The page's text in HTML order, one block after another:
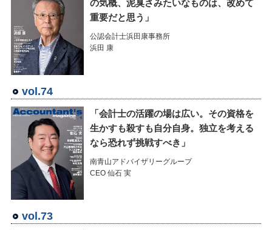
の気概、泥臭さみたいなものは、改めて
重要だと思う」
公認会計士浜田康事務所
浜田 康
vol.74
「会計士の活躍の場は広い。その資格を
生かすも殺すも自分自身。独立を考える
なら恐れず挑戦すべき」
南青山アドバイザリーグループ
CEO 仙石 実
vol.73